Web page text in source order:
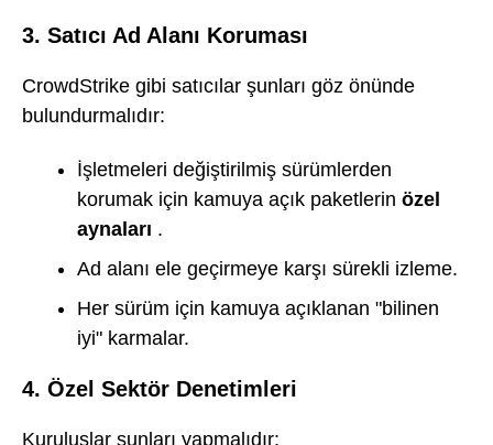
3. Satıcı Ad Alanı Koruması
CrowdStrike gibi satıcılar şunları göz önünde
bulundurmalıdır:
İşletmeleri değiştirilmiş sürümlerden
korumak için kamuya açık paketlerin özel
aynaları .
Ad alanı ele geçirmeye karşı sürekli izleme.
Her sürüm için kamuya açıklanan "bilinen
iyi" karmalar.
4. Özel Sektör Denetimleri
Kuruluşlar şunları yapmalıdır: